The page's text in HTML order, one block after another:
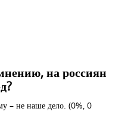
на россиян
– не наше дело. (0%, 0